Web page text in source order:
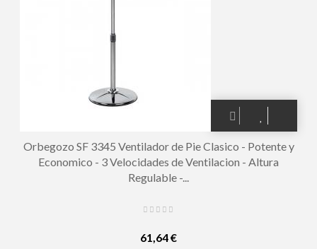
Orbegozo SF 3345 Ventilador de Pie Clasico - Potente y
Economico - 3 Velocidades de Ventilacion - Altura
Regulable -...
61,64 €